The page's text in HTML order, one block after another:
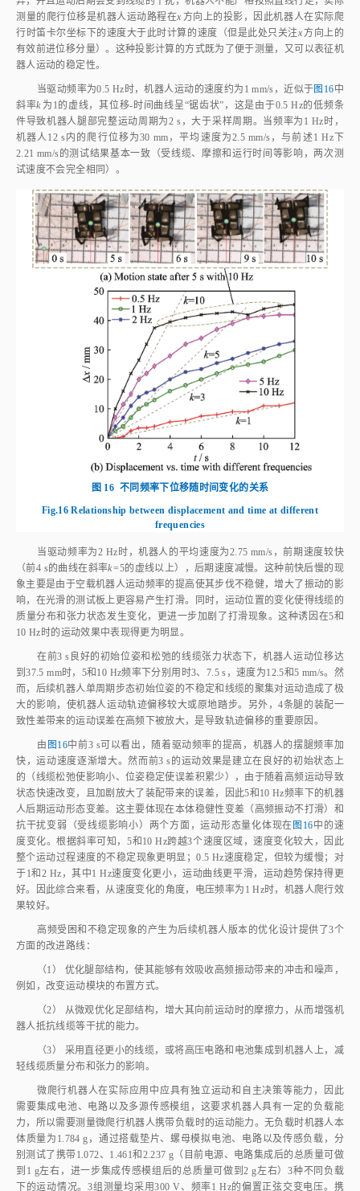
行时笛卡尔坐标下的速度大于此时计算的速度（但是此处只关注 x
方向上的
有效前进位移分量）。这种投影计算的方式既为了便于测量，又可以表征机
器人运动的稳定性。
当驱动频率为0.5 Hz时，机器人运动的速度约为1 mm/s，近似于
为1的虚线，其位移‑时间曲线呈“锯齿状”，这是由于0.5 Hz的低频条
件导致机器人腿部完整运动周期为2 s，大于采样周期。当频率为1 Hz时，
机器人12 s内的爬行位移为30 mm，平均速度为2.5 mm/s，与前述1 Hz下
2.21 mm/s的测试结果基本一致（受线缆、摩擦和运行时间等影响，两次测
试速度不会完全相同）。
图 16 不同频率下位移随时间变化的关系
Relationship between displacement and time at different
当驱动频率为2 Hz时，机器人的平均速度为2.75 mm/s，前期速度较快
（前4 s的曲线在斜率
=5的虚线以上），后期速度减慢。这种前快后慢的现
象主要是由于空载机器人运动频率的提高使其步伐不稳健，增大了振动的影
响，在光滑的测试板上更容易产生打滑。同时，运动位置的变化使得线缆的
质量分布和张力状态发生变化，更进一步加剧了打滑现象。这种诱因在5和
10 Hz时的运动效果中表现得更为明显。
在前3 s良好的初始位姿和松弛的线缆张力状态下，机器人运动位移达
到37.5 mm时，5和10 Hz频率下分别用时3、7.5 s，速度为12.5和5 mm/s。然
而，后续机器人单周期步态初始位姿的不稳定和线缆的聚集对运动造成了极
大的影响，使机器人运动轨迹偏移较大或原地踏步。另外，4条腿的装配一
致性差带来的运动误差在高频下被放大，是导致轨迹偏移的重要原因。
由图16中前3 s可以看出，随着驱动频率的提高，机器人的摆腿频率加
快，运动速度逐渐增大。然而前3 s的运动效果是建立在良好的初始状态上
的（线缆松弛使影响小、位姿稳定使误差积累少），由于随着高频运动导致
状态快速改变，且加剧放大了装配带来的误差，因此5和10 Hz频率下的机器
人后期运动形态变差。这主要体现在本体稳健性变差（高频振动不打滑）和
抗干扰变弱（受线缆影响小）两个方面，运动形态量化体现在图16 中的速
度变化。根据斜率可知，5和10 Hz跨越3个速度区域，速度变化较大，因此
整个运动过程速度的不稳定现象更明显；0.5 Hz速度稳定，但较为缓慢；对
于1和2 Hz，其中1 Hz速度变化更小，运动曲线更平滑，运动趋势保持得更
好。因此综合来看，从速度变化的角度，电压频率为1 Hz时，机器人爬行效
果较好。
高频受困和不稳定现象的产生为后续机器人版本的优化设计提供了3个
方面的改进路线：
（1） 优化腿部结构，使其能够有效吸收高频振动带来的冲击和噪声，
例如，改变运动模块的布置方式。
（2） 从微观优化足部结构，增大其向前运动时的摩擦力，从而增强机
器人抵抗线缆等干扰的能力。
（3） 采用直径更小的线缆，或将高压电路和电池集成到机器人上，减
轻线缆质量分布和张力的影响。
微爬行机器人在实际应用中应具有独立运动和自主决策等能力，因此
需要集成电池、电路以及多源传感模组，这要求机器人具有一定的负载能
力，所以需要测量微爬行机器人携带负载时的运动能力。无负载时机器人本
体质量为1.784 g，通过搭载垫片、螺母模拟电池、电路以及传感负载，分
别测试了携带1.072、1.461和2.237 g（目前电源、电路集成后的总质量可做
到1 g左右，进一步集成传感模组后的总质量可做到2 g左右）3种不同负载
下的运动情况。3组测量均采用300 V、频率1 Hz的偏置正弦交变电压。携
带1.072 g负载时机器人的运动如图17（a）所示，此时机器人的爬行速度为